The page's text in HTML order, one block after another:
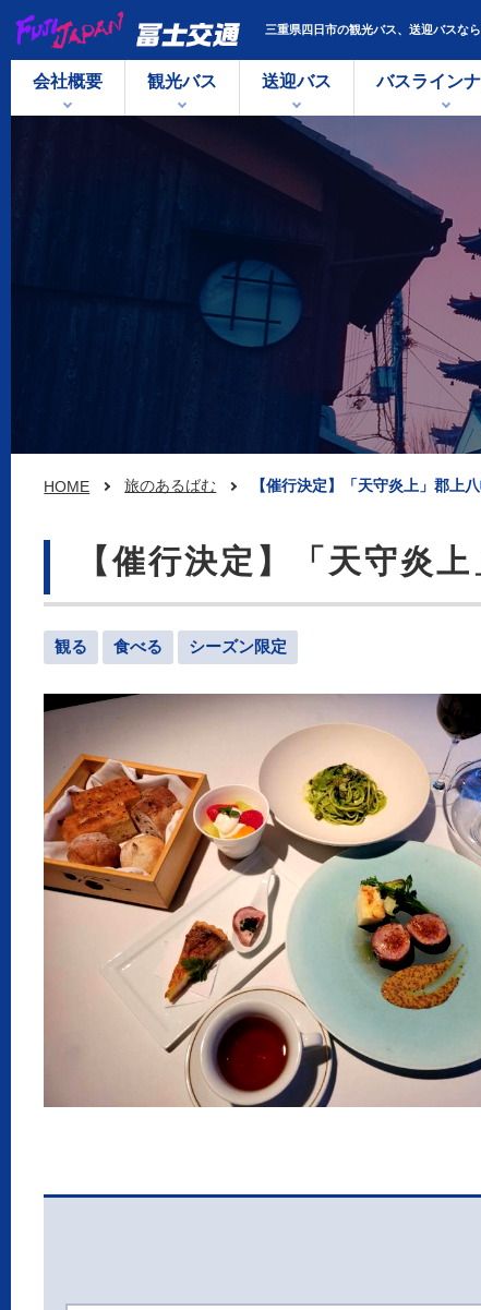
三重県四日市の観光バス、送迎バスな
会社概要 観光バス 送迎バス バスライン
小
HOME 旅のあるばむ 【催行決定】「天守炎上」郡
【催行決定】「天守炎
観る 食べる シーズン限定